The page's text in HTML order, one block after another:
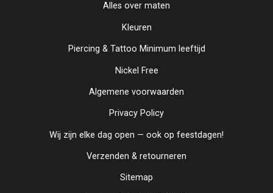
Alles over maten
Kleuren
Piercing & Tattoo Minimum leeftijd
Nickel Free
Algemene voorwaarden
Privacy Policy
Wij zijn elke dag open — ook op feestdagen!
Verzenden & retourneren
Sitemap